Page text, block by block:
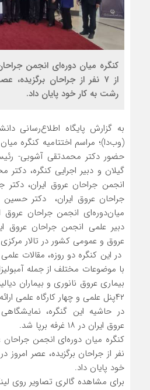
کنگره میان دوره‌ای انجمن
از ۷ نفر از جراحان برگزیده،
رشت به کار خود پایان داد.
به گزارش پایگاه اطلاع‌رسانی
(وب‌دا)؛ مراسم اختتامیه کنگره
حضور دکتر محمدتقی آشوبی-
گیلان و دبیر اجرایی کنگره،
انجمن جراحان عروق ایران، دکتر
جراحان عروق ایران، دکتر حسین
میان‌دوره‌ای انجمن جراحان عروق
دبیر علمی انجمن جراحان عروق
عروق و عمومی کشور در تالار
در این کنگره دو روزه، مقالات
با موضوعات مختلف از جمله
۴۲پنل علمی و چهار کارگاه علمی ارائه شد.
در حاشیه این گنگره،
عروق ایران در ۱۸ غرفه برپا شد.
نفر از جراحان برگزیده، عصر امروز
خود پایان داد.
برای مشاهده گالری تصاویر روی